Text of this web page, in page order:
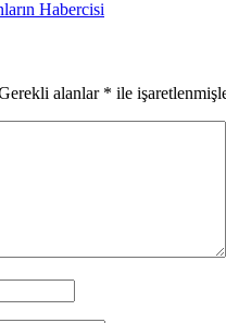
Habercisi
alanlar * ile